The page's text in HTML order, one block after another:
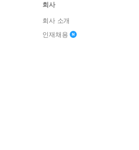
회사
회사 소개
인재채용